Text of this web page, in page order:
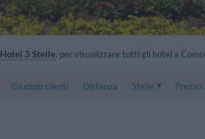
Hotel 3 Stelle, per visualizzare tutti gli hotel a Como
Giudizio clienti Distanza
Stelle
Prezzo